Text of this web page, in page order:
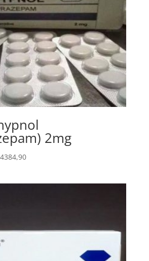
2mg
4384,90Prisinterval: